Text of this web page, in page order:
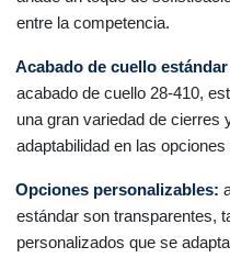
entre la competencia.
Acabado de cuello
acabado de cuello 28-410,
una gran variedad de cierres
adaptabilidad en las
Opciones personalizables:
estándar son transparentes,
personalizados que se